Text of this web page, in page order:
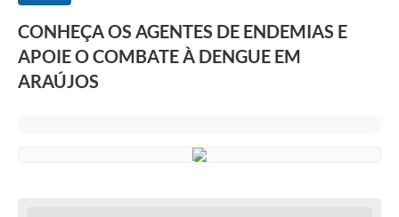
Secretarias
Conselhos
CONHEÇA OS AGENTES DE ENDEMIAS E
APOIE O COMBATE À DENGUE EM
ARAÚJOS